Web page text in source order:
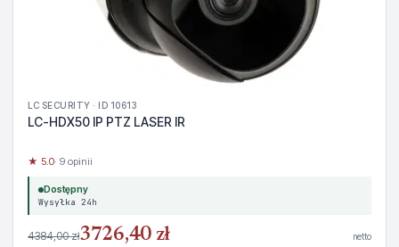
LC SECURITY · ID 10613
LC-HDX50 IP PTZ LASER IR
★ 5.0· 9 opinii
Dostępny
Wysyłka 24h
4384,00 zł3726,40 zł netto